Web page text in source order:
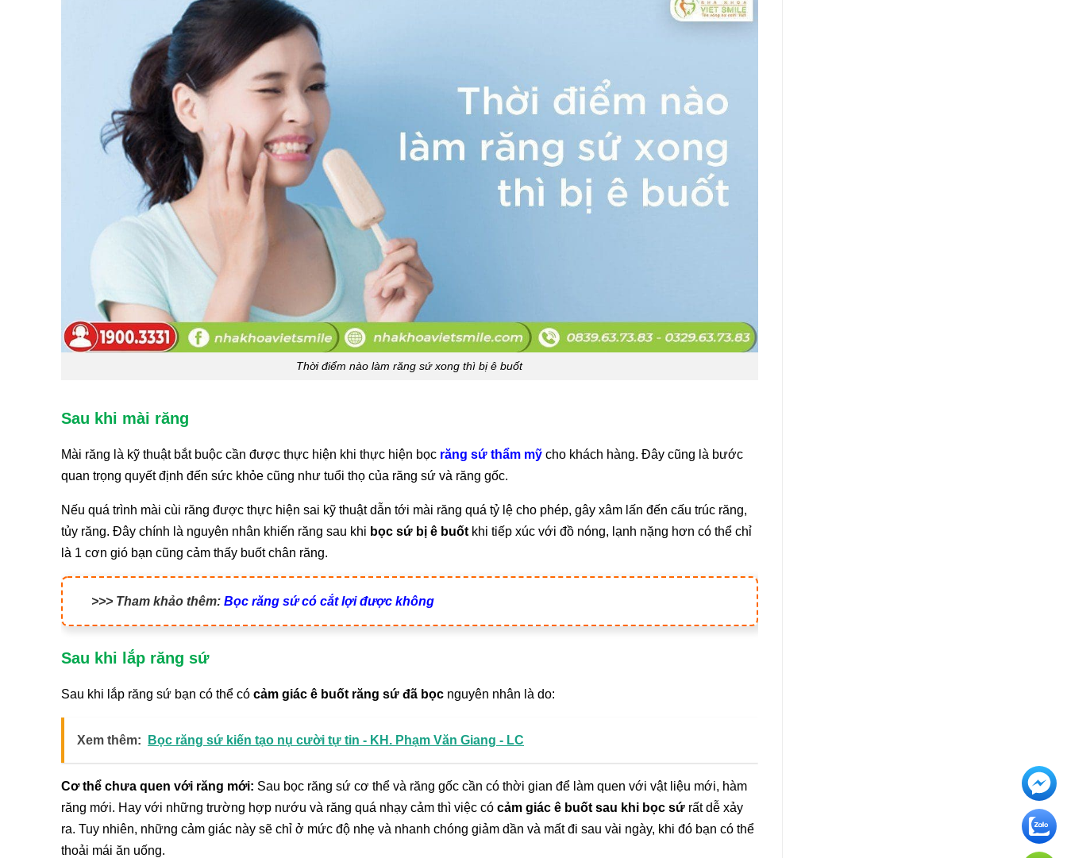
Thời điểm nào làm răng sứ xong thì bị ê buốt
Sau khi mài răng
Mài răng là kỹ thuật bắt buộc cần được thực hiện khi thực hiện bọc răng sứ thẩm mỹ cho khách hàng. Đây cũng là bước
quan trọng quyết định đến sức khỏe cũng như tuổi thọ của răng sứ và răng gốc.
Nếu quá trình mài cùi răng được thực hiện sai kỹ thuật dẫn tới mài răng quá tỷ lệ cho phép, gây xâm lấn đến cấu trúc răng,
tủy răng. Đây chính là nguyên nhân khiến răng sau khi bọc sứ bị ê buốt khi tiếp xúc với đồ nóng, lạnh nặng hơn có thể chỉ
là 1 cơn gió bạn cũng cảm thấy buốt chân răng.
>>> Tham khảo thêm: Bọc răng sứ có cắt lợi được không
Sau khi lắp răng sứ
Sau khi lắp răng sứ bạn có thể có cảm giác ê buốt răng sứ đã bọc nguyên nhân là do:
Xem thêm: Bọc răng sứ kiến tạo nụ cười tự tin - KH. Phạm Văn Giang - LC
Cơ thể chưa quen với răng mới: Sau bọc răng sứ cơ thể và răng gốc cần có thời gian để làm quen với vật liệu mới, hàm
răng mới. Hay với những trường hợp nướu và răng quá nhạy cảm thì việc có cảm giác ê buốt sau khi bọc sứ rất dễ xảy
ra. Tuy nhiên, những cảm giác này sẽ chỉ ở mức độ nhẹ và nhanh chóng giảm dần và mất đi sau vài ngày, khi đó bạn có thể
thoải mái ăn uống.